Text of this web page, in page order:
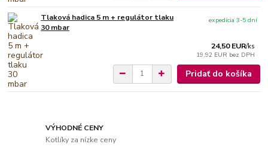
Tlaková hadica 5 m + regulátor tlaku
30 mbar
24,50 EUR/ks
19,92 EUR bez DPH
expedícia 3-5 dní
Pridať do košíka
VÝHODNÉ CENY
Kotlíky za nízke ceny